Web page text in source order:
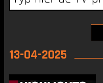
13-04-2025